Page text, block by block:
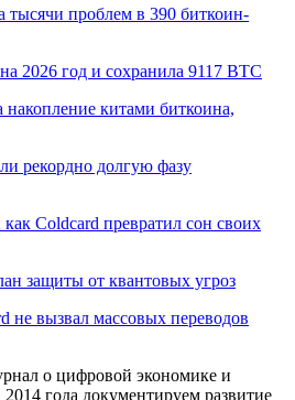
тысячи проблем в 390 биткоин-
2026 год и сохранила 9117 BTC
китами биткоина,
рекордно долгую фазу
Coldcard превратил сон своих
защиты от квантовых угроз
не вызвал массовых переводов
о цифровой экономике и
года документируем развитие